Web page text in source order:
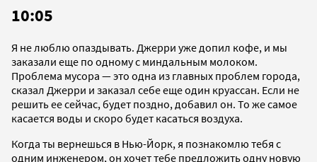
10:05
Я не люблю опаздывать. Джерри уже допил кофе, и мы
заказали еще по одному с миндальным молоком.
Проблема мусора — это одна из главных проблем города,
сказал Джерри и заказал себе еще один круассан. Если не
решить ее сейчас, будет поздно, добавил он. То же самое
касается воды и скоро будет касаться воздуха.
Когда ты вернешься в Нью-Йорк, я познакомлю тебя с
одним инженером, он хочет тебе предложить одну новую